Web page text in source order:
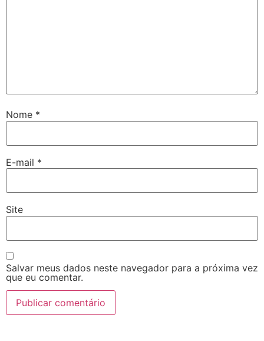
Nome *
E-mail *
Site
Salvar meus dados neste navegador para a próxima vez
que eu comentar.